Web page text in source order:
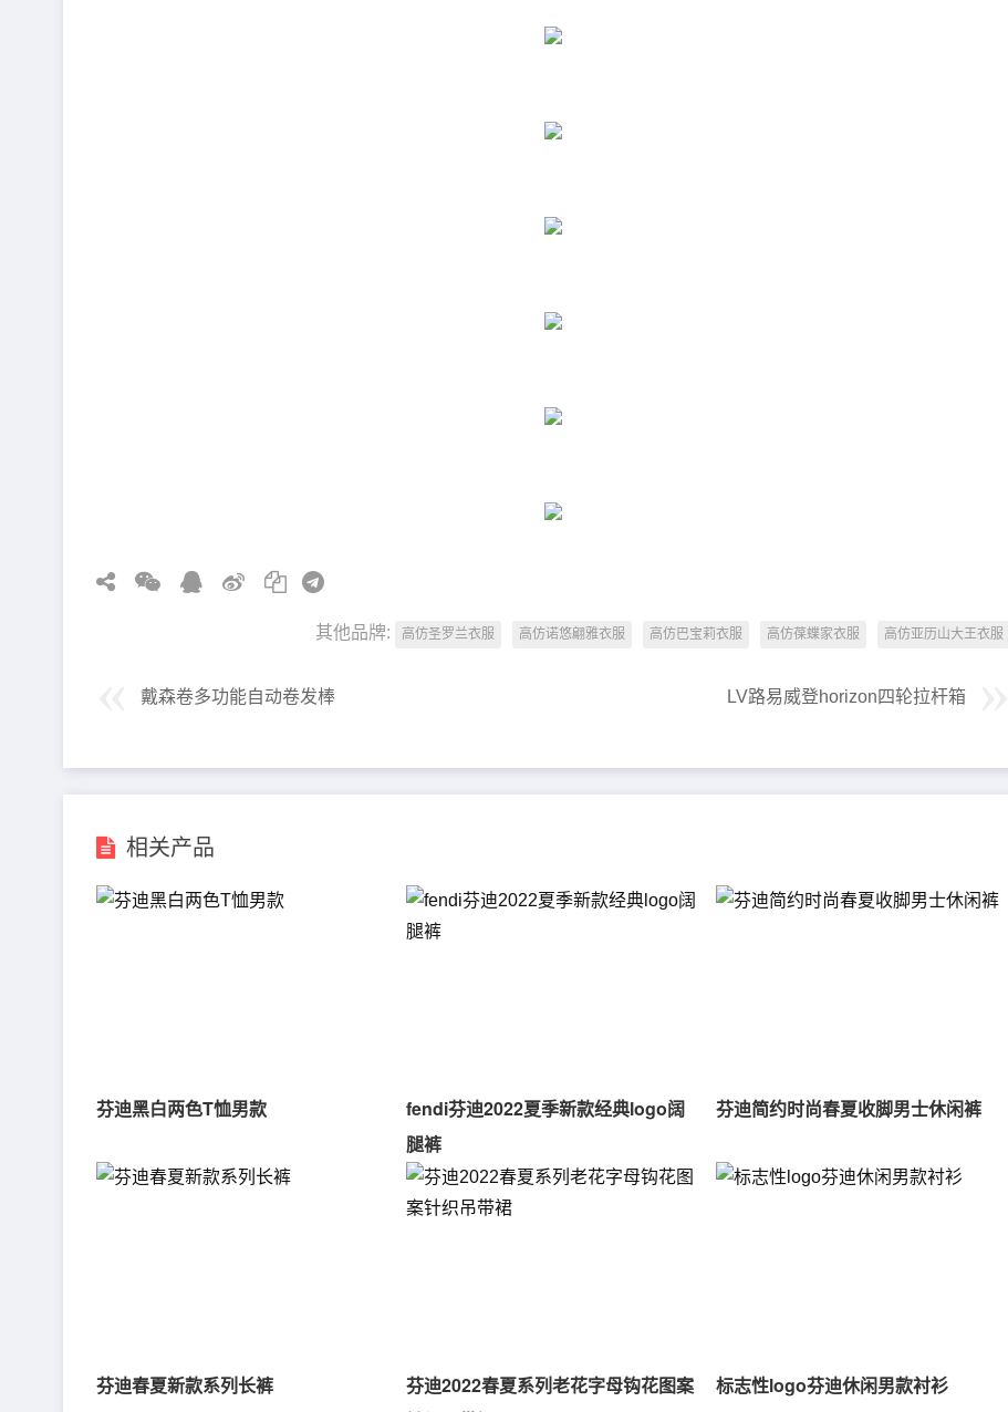
其他品牌: 高仿圣罗兰衣服 高仿诺悠翩雅衣服 高仿巴宝莉衣服 高仿葆蝶家衣服 高仿亚历山大王衣服
戴森卷多功能自动卷发棒 LV路易威登horizon四轮拉杆箱
相关产品
芬迪黑白两色T恤男款
fendi芬迪2022夏季新款经典logo阔
腿裤
芬迪简约时尚春夏收脚男士休闲裤
芬迪春夏新款系列长裤
芬迪2022春夏系列老花字母钩花图案
标志性logo芬迪休闲男款衬衫